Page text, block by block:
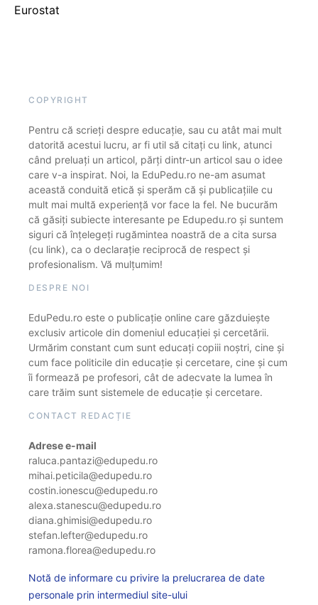
Eurostat
COPYRIGHT
Pentru că scrieți despre educație, sau cu atât mai mult
datorită acestui lucru, ar fi util să citați cu link, atunci
când preluați un articol, părți dintr-un articol sau o idee
care v-a inspirat. Noi, la EduPedu.ro ne-am asumat
această conduită etică și sperăm că și publicațiile cu
mult mai multă experiență vor face la fel. Ne bucurăm
că găsiți subiecte interesante pe Edupedu.ro și suntem
siguri că înțelegeți rugămintea noastră de a cita sursa
(cu link), ca o declarație reciprocă de respect și
profesionalism. Vă mulțumim!
DESPRE NOI
EduPedu.ro este o publicație online care găzduiește
exclusiv articole din domeniul educației și cercetării.
Urmărim constant cum sunt educați copiii noștri, cine și
cum face politicile din educație și cercetare, cine și cum
îi formează pe profesori, cât de adecvate la lumea în
care trăim sunt sistemele de educație și cercetare.
CONTACT REDACȚIE
Adrese e-mail
raluca.pantazi@edupedu.ro
mihai.peticila@edupedu.ro
costin.ionescu@edupedu.ro
alexa.stanescu@edupedu.ro
diana.ghimisi@edupedu.ro
stefan.lefter@edupedu.ro
ramona.florea@edupedu.ro
Notă de informare cu privire la prelucrarea de date
personale prin intermediul site-ului